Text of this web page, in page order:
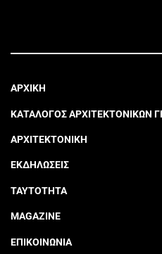
ΑΡΧΙΚΗ
ΚΑΤΑΛΟΓΟΣ ΑΡΧΙΤΕΚΤΟΝΙΚΩΝ
ΑΡΧΙΤΕΚΤΟΝΙΚΗ
ΕΚΔΗΛΩΣΕΙΣ
ΤΑΥΤΟΤΗΤΑ
MAGAZINE
ΕΠΙΚΟΙΝΩΝΙΑ